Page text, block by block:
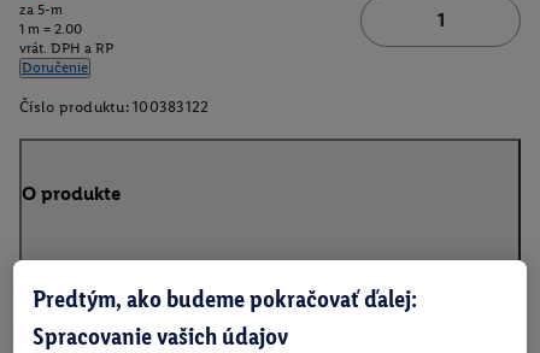
za 5-m
1 m = 2.00
vrát. DPH a RP
Doručenie
Číslo produktu: 100383122
O produkte
Informácie o batériách podľa nariadenia EÚ o
Predtým, ako budeme pokračovať ďalej:
Spracovanie vašich údajov